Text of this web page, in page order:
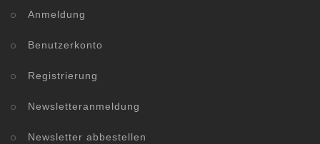
Anmeldung
Benutzerkonto
Registrierung
Newsletteranmeldung
Newsletter abbestellen